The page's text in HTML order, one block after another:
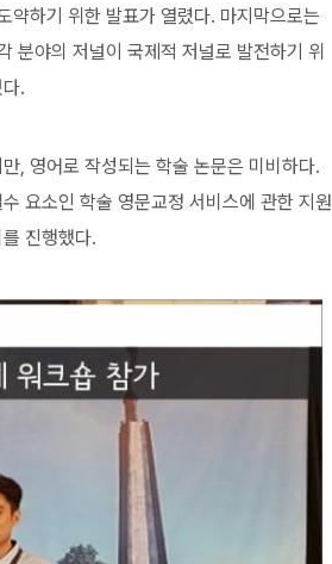
약하기 위한 발표가 열렸다. 마지막으로는
분야의 저널이 국제적 저널로 발전하기 위
.
, 영어로 작성되는 학술 논문은 미비하다.
요소인 학술 영문교정 서비스에 관한 지원
진행했다.